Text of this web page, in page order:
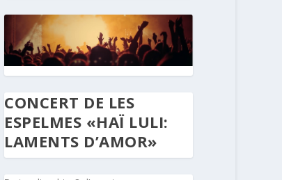
CONCERT DE LES
ESPELMES «HAÏ LULI:
LAMENTS D’AMOR»